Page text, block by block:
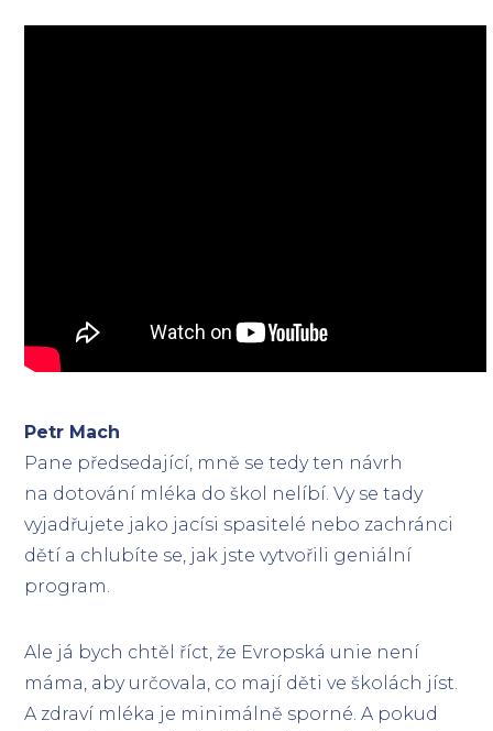
Petr Mach
Pane předsedající, mně se tedy ten návrh
na dotování mléka do škol nelíbí. Vy se tady
vyjadřujete jako jacísi spasitelé nebo zachránci
dětí a chlubíte se, jak jste vytvořili geniální
program.
Ale já bych chtěl říct, že Evropská unie není
máma, aby určovala, co mají děti ve školách jíst.
A zdraví mléka je minimálně sporné. A pokud